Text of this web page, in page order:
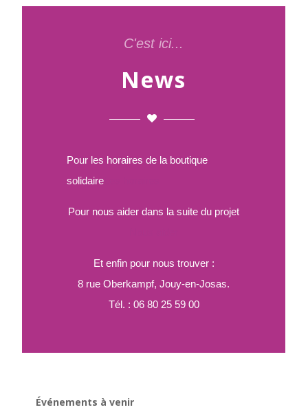
C'est ici...
News
Pour les horaires de la boutique
solidaireLes horaires
Pour nous aider dans la suite du projet
Et enfin pour nous trouver :
8 rue Oberkampf, Jouy-en-Josas.
Tél. : 06 80 25 59 00
Événements à venir